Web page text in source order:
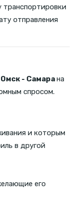
отправления
- Самарана
спросом.
и которым
в другой
его